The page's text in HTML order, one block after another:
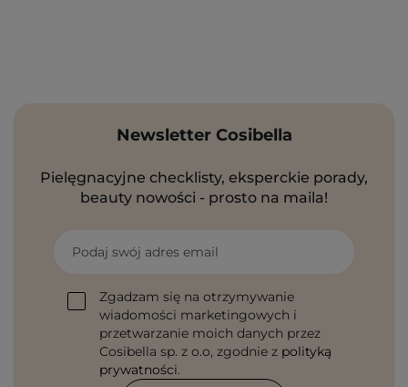
Newsletter Cosibella
Pielęgnacyjne checklisty, eksperckie porady,
beauty nowości - prosto na maila!
Podaj swój adres email
Zgadzam się na otrzymywanie
wiadomości marketingowych i
przetwarzanie moich danych przez
Cosibella sp. z o.o, zgodnie z polityką
prywatności.